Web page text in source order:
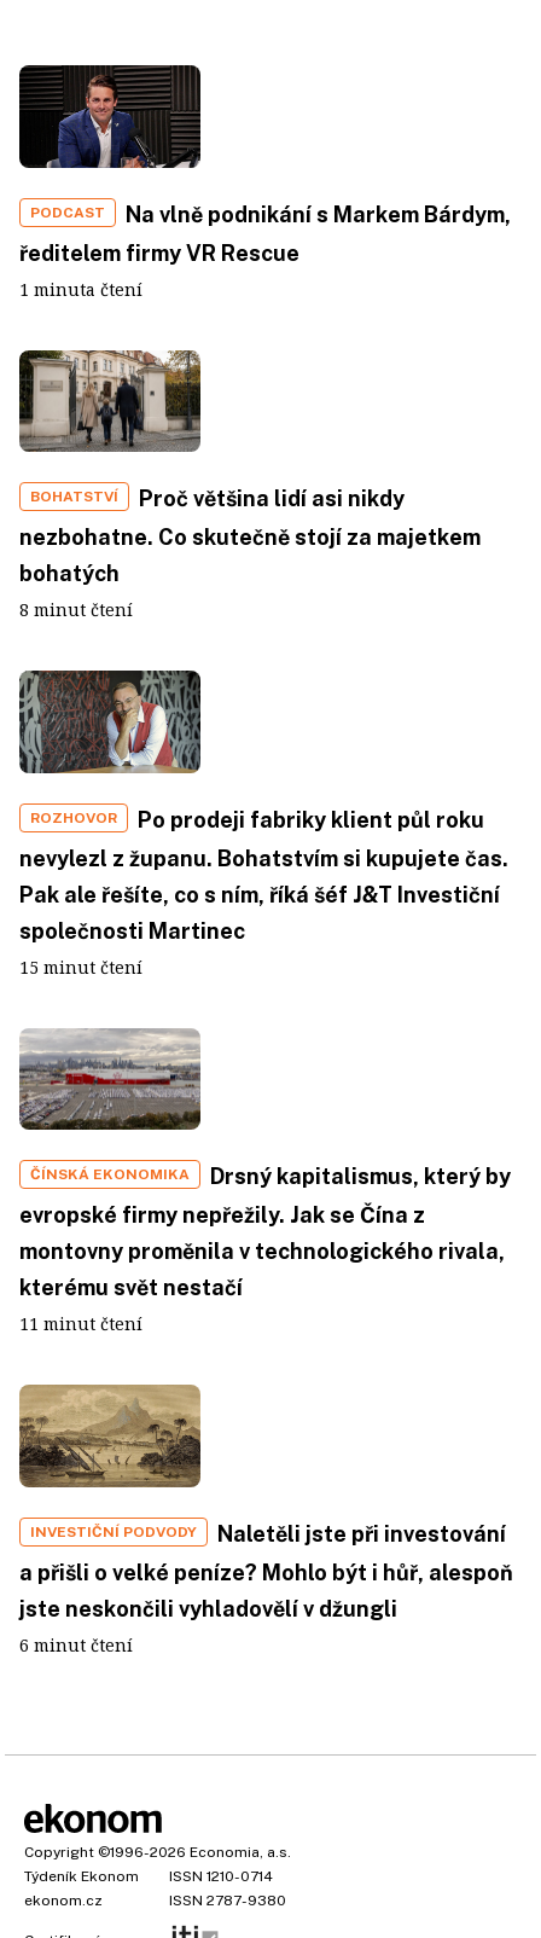
PODCAST
Na vlně podnikání s Markem Bárdym,
ředitelem firmy VR Rescue
1 minuta čtení
BOHATSTVÍ
Proč většina lidí asi nikdy
nezbohatne. Co skutečně stojí za majetkem
bohatých
8 minut čtení
ROZHOVOR
Po prodeji fabriky klient půl roku
nevylezl z županu. Bohatstvím si kupujete čas.
Pak ale řešíte, co s ním, říká šéf J&T Investiční
společnosti Martinec
15 minut čtení
ČÍNSKÁ EKONOMIKA
Drsný kapitalismus, který by
evropské firmy nepřežily. Jak se Čína z
montovny proměnila v technologického rivala,
kterému svět nestačí
11 minut čtení
INVESTIČNÍ PODVODY
Naletěli jste při investování
a přišli o velké peníze? Mohlo být i hůř, alespoň
jste neskončili vyhladovělí v džungli
6 minut čtení
Copyright ©1996-2026 Economia, a.s.
Týdeník Ekonom
ISSN 1210-0714
ekonom.cz
ISSN 2787-9380